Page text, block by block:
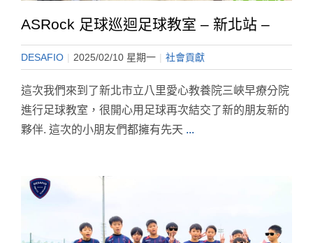
ASRock 足球巡迴足球教室 – 新北站 –
DESAFIO | 2025/02/10 星期一 | 社會貢獻
這次我們來到了新北市立八里愛心教養院三峽早療分院
進行足球教室，很開心用足球再次結交了新的朋友新的
夥伴. 這次的小朋友們都擁有先天 ...